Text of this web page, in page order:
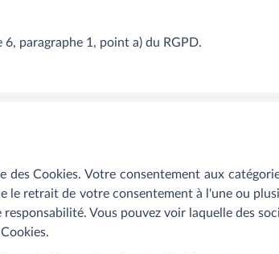
paragraphe 1, point a) du RGPD.
Cookies. Votre consentement aux
le retrait de votre consentement à l'une ou
Vous pouvez voir laquelle des